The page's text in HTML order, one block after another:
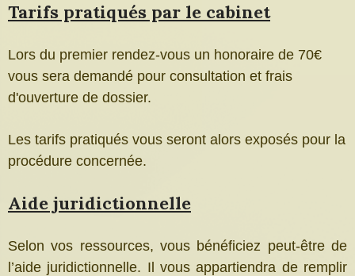
Tarifs pratiqués par le cabinet
Lors du premier rendez-vous un honoraire de 70€
vous sera demandé pour consultation et frais
d'ouverture de dossier.
Les tarifs pratiqués vous seront alors exposés pour la
procédure concernée.
Aide juridictionnelle
Selon vos ressources, vous bénéficiez peut-être de
l’aide juridictionnelle. Il vous appartiendra de remplir